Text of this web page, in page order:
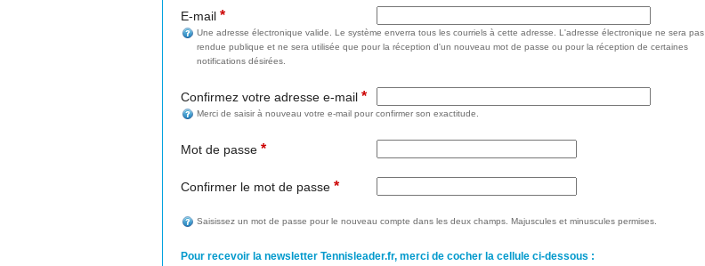
E-mail *
Une adresse électronique valide. Le système enverra tous les courriels à cette adresse. L'adresse électronique ne sera pas
rendue publique et ne sera utilisée que pour la réception d'un nouveau mot de passe ou pour la réception de certaines
notifications désirées.
Confirmez votre adresse e-mail *
Merci de saisir à nouveau votre e-mail pour confirmer son exactitude.
Mot de passe *
Confirmer le mot de passe *
Saisissez un mot de passe pour le nouveau compte dans les deux champs. Majuscules et minuscules permises.
Pour recevoir la newsletter Tennisleader.fr, merci de cocher la cellule ci-dessous :